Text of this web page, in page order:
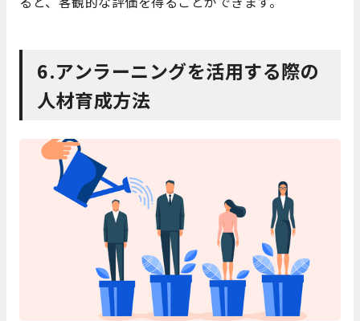
6.アンラーニングを活用する際の
人材育成方法